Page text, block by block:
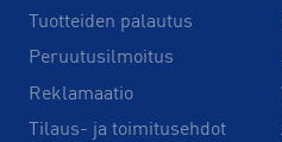
Tuotteiden palautus
Peruutusilmoitus
Reklamaatio
Tilaus- ja toimitusehdot